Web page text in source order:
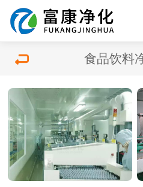
食品饮料